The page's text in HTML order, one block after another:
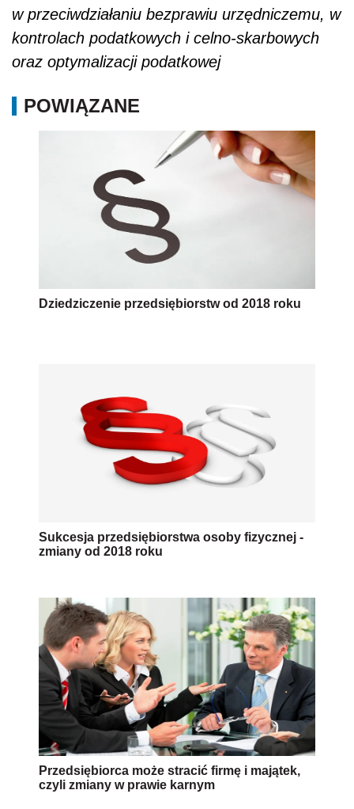
w przeciwdziałaniu bezprawiu urzędniczemu, w
kontrolach podatkowych i celno-skarbowych
oraz optymalizacji podatkowej
POWIĄZANE
Dziedziczenie przedsiębiorstw od 2018 roku
Sukcesja przedsiębiorstwa osoby fizycznej -
zmiany od 2018 roku
Przedsiębiorca może stracić firmę i majątek,
czyli zmiany w prawie karnym